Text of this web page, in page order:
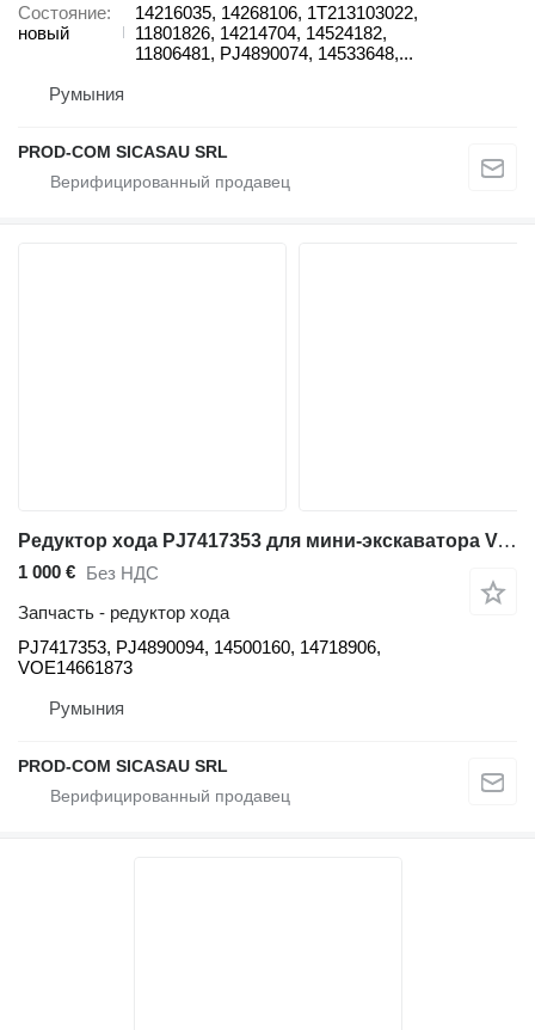
Состояние
новый
14216035, 14268106, 1T213103022,
11801826, 14214704, 14524182,
11806481, PJ4890074, 14533648,...
Румыния
PROD-COM SICASAU SRL
Редуктор хода PJ7417353 для мини-экскаватора Volvo EC45, EC50, EC55, EC60
1 000 € Без НДС
Запчасть - редуктор хода
PJ7417353, PJ4890094, 14500160, 14718906,
VOE14661873
Румыния
PROD-COM SICASAU SRL